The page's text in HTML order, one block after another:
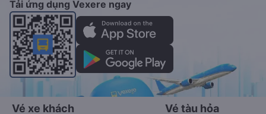
Tải ứng dụng Vexere ngay
Vé xe khách Vé tàu hỏa